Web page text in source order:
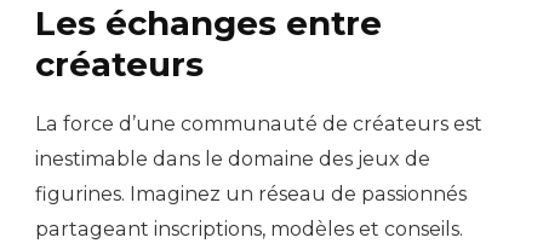
Les échanges entre
créateurs
La force d’une communauté de créateurs est
inestimable dans le domaine des jeux de
figurines. Imaginez un réseau de passionnés
partageant inscriptions, modèles et conseils.